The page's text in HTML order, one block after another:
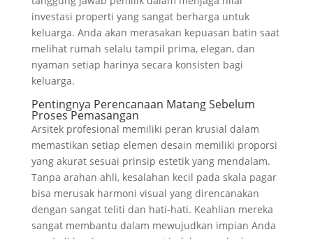
investasi properti yang sangat berharga untuk
keluarga. Anda akan merasakan kepuasan batin saat
melihat rumah selalu tampil prima, elegan, dan
nyaman setiap harinya secara konsisten bagi
keluarga.
Pentingnya Perencanaan Matang Sebelum
Proses Pemasangan
Arsitek profesional memiliki peran krusial dalam
memastikan setiap elemen desain memiliki proporsi
yang akurat sesuai prinsip estetik yang mendalam.
Tanpa arahan ahli, kesalahan kecil pada skala pagar
bisa merusak harmoni visual yang direncanakan
dengan sangat teliti dan hati-hati. Keahlian mereka
sangat membantu dalam mewujudkan impian Anda